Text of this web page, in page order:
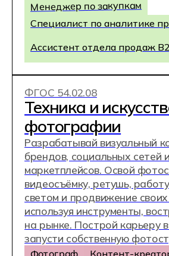
BIM-проектировщик
Техник по автоматизации BIM-
Приходите на день открытых
дверей в Хекслет Колледж,
выбрать будущую
познакомиться с
кураторами, увидеть наши
лаборатории, коворкинги,
Ближайший
открытых